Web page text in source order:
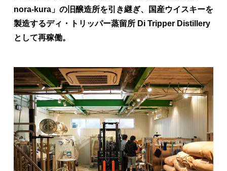
nora-kura」の旧醸造所を引き継ぎ、国産ウイスキーを
製造するディ・トリッパー蒸留所 Di Tripper Distillery
として再稼働。